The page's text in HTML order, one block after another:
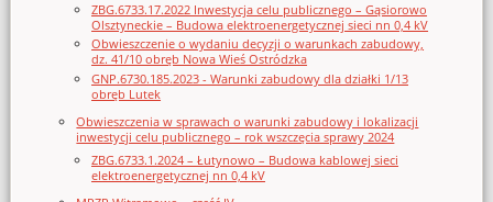
ZBG.6733.17.2022 Inwestycja celu publicznego – Gąsiorowo
Olsztyneckie – Budowa elektroenergetycznej sieci nn 0,4 kV
Obwieszczenie o wydaniu decyzji o warunkach zabudowy,
dz. 41/10 obręb Nowa Wieś Ostródzka
GNP.6730.185.2023 - Warunki zabudowy dla działki 1/13
obręb Lutek
Obwieszczenia w sprawach o warunki zabudowy i lokalizacji
inwestycji celu publicznego – rok wszczęcia sprawy 2024
ZBG.6733.1.2024 – Łutynowo – Budowa kablowej sieci
elektroenergetycznej nn 0,4 kV